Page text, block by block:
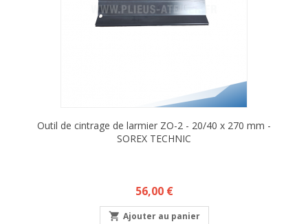
Outil de cintrage de larmier ZO-2 - 20/40 x 270 mm -
SOREX TECHNIC
Prix
56,00 €
 Ajouter au panier